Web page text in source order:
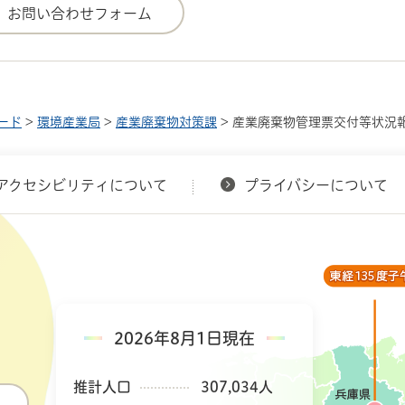
ド > 環境産業局 > 産業廃棄物対策課 > 産業廃棄物管理票交付等状況
クセシビリティについて プライバシーについて
2026年8月1日現在
推計人口 307,034人